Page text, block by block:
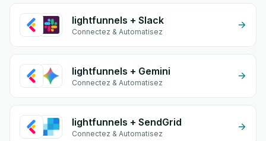
lightfunnels + Slack
Connectez & Automatisez
lightfunnels + Gemini
Connectez & Automatisez
lightfunnels + SendGrid
Connectez & Automatisez